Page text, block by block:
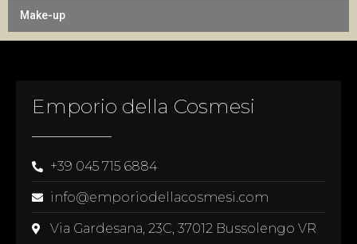
Make-up
Emporio della Cosmesi
+39 045 715 6884
info@emporiodellacosmesi.com
Via Gardesana, 23C, 37012 Bussolengo VR